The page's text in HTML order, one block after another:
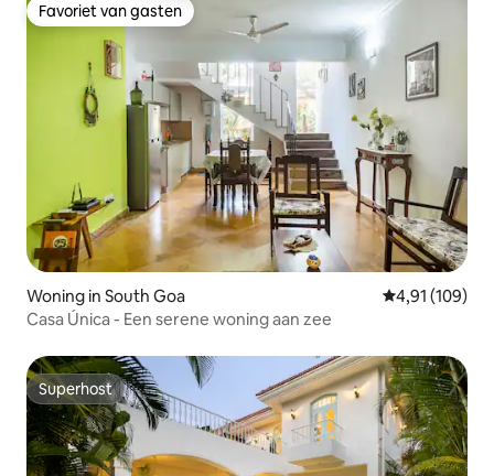
Favoriet van gasten
Favoriet van gasten
Woning in South Goa Gemiddelde
4,91 (109)
Casa Única - Een serene woning aan zee
Superhost
Superhost